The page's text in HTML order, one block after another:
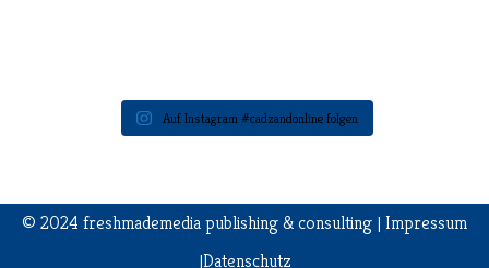
Auf Instagram #cadzandonline folgen
© 2024 freshmademediapublishing & consulting | Impressum
|Datenschutz